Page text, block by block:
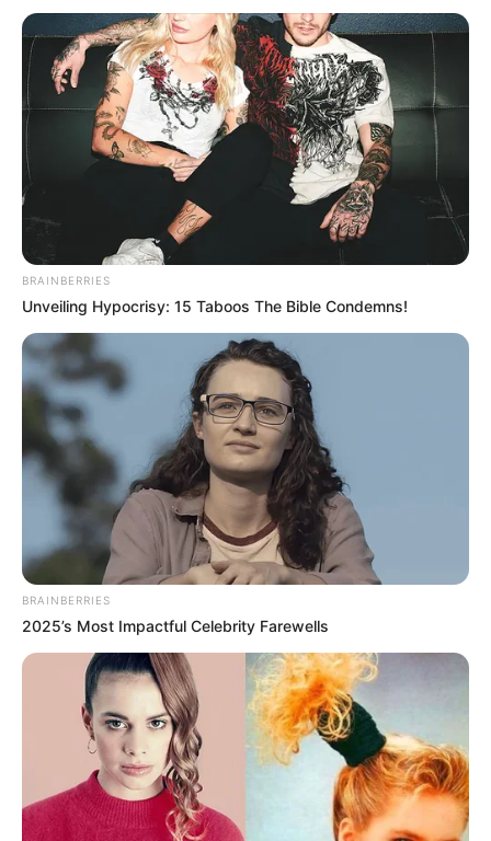
BRAINBERRIES
Unveiling Hypocrisy: 15 Taboos The Bible Condemns!
BRAINBERRIES
2025’s Most Impactful Celebrity Farewells